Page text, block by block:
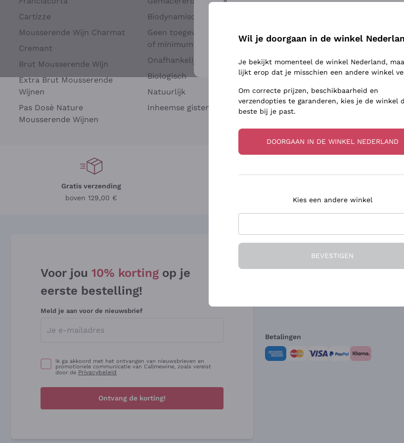
Cartizze
Mousserende Wijn Charmat
Cremant
Brut Mousserende Wijn
Extra Brut Mousserende
Wijnen
Pas Dosè Nature
Mousserende Wijnen
Biodynamisch
Geen toegevoegde sulfieten
of minimum
Onafhankelijke Wijnbouwers
Biologisch
Natuurlijk
Inheemse gisten
Argiolas
Ca' dei Frati
Gratis verzending
boven 129,00 €
Voor jou 10% korting op je
eerste bestelling!
Meld je aan voor de nieuwsbrief
Ik ga akkoord met het ontvangen van nieuwsbrieven en
promotionele communicatie van Callmewine, zoals vereist
door de Privacybeleid
Ontvang de korting!
Over ons
Betalingen
Voor meer informatie, lees onzePrivacybeleid
Wil je doorgaan in de winkel
Je bekijkt momenteel de winkel Nederland,
lijkt erop dat je misschien een andere winkel
Om correcte prijzen, beschikbaarheid en
verzendopties te garanderen, kies je de winkel
beste bij je past.
DOORGAAN IN DE WINKEL NEDERLAND
Kies een andere winkel
BEVESTIGEN